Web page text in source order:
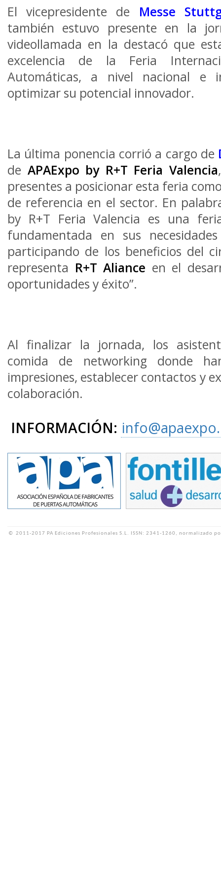
El vicepresidente de Messe
también estuvo presente en la
videollamada en la destacó que
excelencia de la Feria
Automáticas, a nivel nacional e
optimizar su potencial innovador.
La última ponencia corrió a cargo de
de APAExpo by R+T Feria Valencia
presentes a posicionar esta feria
de referencia en el sector. En
by R+T Feria Valencia es una
fundamentada en sus
participando de los beneficios del
representa R+T Aliance en el
oportunidades y éxito”.
Al finalizar la jornada, los
comida de networking donde
impresiones, establecer contactos y
colaboración.
INFORMACIÓN:
© 2011-2017 PA Ediciones Profesionales S.L. ISSN: 2341-1260, normalizado